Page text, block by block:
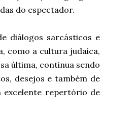
do espectador.
diálogos sarcásticos e
como a cultura judaica,
última, continua sendo
desejos e também de
excelente repertório de